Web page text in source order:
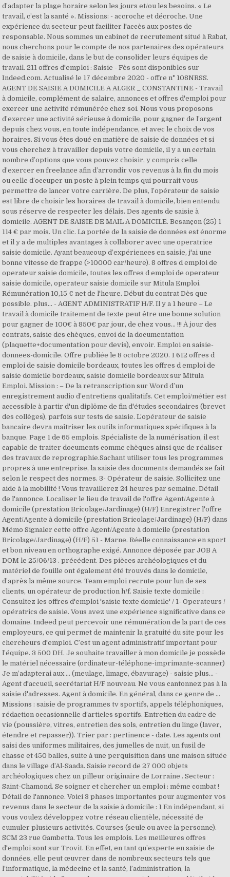
d’adapter la plage horaire selon les jours et/ou les besoins. « Le
travail, c’est la santé ». Missions: - accroche et décroche. Une
expérience du secteur peut faciliter l'accès aux postes de
responsable. Nous sommes un cabinet de recrutement situé à Rabat,
nous cherchons pour le compte de nos partenaires des opérateurs
de saisie à domicile, dans le but de consolider leurs équipes de
travail. 211 offres d'emploi : Saisie - Fès sont disponibles sur
Indeed.com. Actualisé le 17 décembre 2020 - offre n° 108NRSS.
AGENT DE SAISIE A DOMICILE A ALGER _ CONSTANTINE - Travail
à domicile, complément de salaire, annonces et offres d'emploi pour
exercer une activité rémunérée chez soi. Nous vous proposons
d’exercer une activité sérieuse à domicile, pour gagner de l’argent
depuis chez vous, en toute indépendance, et avec le choix de vos
horaires. Si vous êtes doué en matière de saisie de données et si
vous cherchez à travailler depuis votre domicile, il y a un certain
nombre d’options que vous pouvez choisir, y compris celle
d’exercer en freelance afin d’arrondir vos revenus à la fin du mois
ou celle d’occuper un poste à plein temps qui pourrait vous
permettre de lancer votre carrière. De plus, l’opérateur de saisie
est libre de choisir les horaires de travail à domicile, bien entendu
sous réserve de respecter les délais. Des agents de saisie à
domicile. AGENT DE SAISIE DE MAIL A DOMICILE. Besançon (25) 1
114 € par mois. Un clic. La portée de la saisie de données est énorme
et il y a de multiples avantages à collaborer avec une operatrice
saisie domicile. Ayant beaucoup d’expériences en saisie, j'ai une
bonne vitesse de frappe (>10000 car/heure). 8 offres d emploi de
operateur saisie domicile, toutes les offres d emploi de operateur
saisie domicile, operateur saisie domicile sur Mitula Emploi.
Rémunération 10,15 € net de l'heure. Début du contrat Dès que
possible. plus... - AGENT ADMINISTRATIF H/F. Il y a 1 heure – Le
travail à domicile traitement de texte peut être une bonne solution
pour gagner de 100€ à 850€ par jour, de chez vous… !!! À jour des
contrats, saisie des chèques, envoi de la documentation
(plaquette+documentation pour devis), envoir. Emploi en saisie-
donnees-domicile. Offre publiée le 8 octobre 2020. 1 612 offres d
emploi de saisie domicile bordeaux, toutes les offres d emploi de
saisie domicile bordeaux, saisie domicile bordeaux sur Mitula
Emploi. Mission : – De la retranscription sur Word d’un
enregistrement audio d’entretiens qualitatifs. Cet emploi/métier est
accessible à partir d'un diplôme de fin d'études secondaires (brevet
des collèges), parfois sur tests de saisie. L’opérateur de saisie
bancaire devra maîtriser les outils informatiques spécifiques à la
banque. Page 1 de 65 emplois. Spécialiste de la numérisation, il est
capable de traiter documents comme chèques ainsi que de réaliser
des travaux de reprographie.Sachant utiliser tous les programmes
propres à une entreprise, la saisie des documents demandés se fait
selon le respect des normes. 3- Opérateur de saisie. Sollicitez une
aide à la mobilité ! Vous travaillerez 24 heures par semaine. Détail
de l'annonce. Localiser le lieu de travail de l'offre Agent/Agente à
domicile (prestation Bricolage/Jardinage) (H/F) Enregistrer l'offre
Agent/Agente à domicile (prestation Bricolage/Jardinage) (H/F) dans
Mémo Signaler cette offre Agent/Agente à domicile (prestation
Bricolage/Jardinage) (H/F) 51 - Marne. Réelle connaissance en sport
et bon niveau en orthographe exigé. Annonce déposée par JOB A
DOM le 25/06/13 . précédent. Des pièces archéologiques et du
matériel de fouille ont également été trouvés dans le domicile,
d’après la même source. Team emploi recrute pour lun de ses
clients, un opérateur de production h/f. Saisie texte domicile :
Consultez les offres d'emploi 'saisie texte domicile' / 1- Operateurs /
opératrics de saisie. Vous avez une expérience significative dans ce
domaine. Indeed peut percevoir une rémunération de la part de ces
employeurs, ce qui permet de maintenir la gratuité du site pour les
chercheurs d'emploi. C’est un agent administratif important pour
l’équipe. 3 500 DH. Je souhaite travailler à mon domicile je possède
le matériel nécessaire (ordinateur-téléphone-imprimante-scanner)
Je m’adapterai aux … (meulage, limage, ébavurage) - saisie plus... -
Agent d'accueil, secrétariat H/F nouveau. Ne vous cantonnez pas à la
saisie d'adresses. Agent à domicile. En général, dans ce genre de …
Missions : saisie de programmes tv sportifs, appels téléphoniques,
rédaction occasionnelle d’articles sportifs. Entretien du cadre de
vie (poussière, vitres, entretien des sols, entretien du linge (laver,
étendre et repasser)). Trier par : pertinence - date. Les agents ont
saisi des uniformes militaires, des jumelles de nuit, un fusil de
chasse et 450 balles, suite à une perquisition dans une maison située
dans le village d’Al-Saada. Saisie record de 27 000 objets
archéologiques chez un pilleur originaire de Lorraine . Secteur :
Saint-Chamond. Se soigner et chercher un emploi : même combat !
Détail de l'annonce. Voici 3 phases importantes pour augmenter vos
revenus dans le secteur de la saisie à domicile : 1 En indépendant, si
vous voulez développez votre réseau clientèle, nécessité de
cumuler plusieurs activités. Courses (seule ou avec la personne).
SCM 23 rue Gambetta. Tous les emplois. Les meilleures offres
d'emploi sont sur Trovit. En effet, en tant qu’experte en saisie de
données, elle peut œuvrer dans de nombreux secteurs tels que
l’informatique, la médecine et la santé, l’administration, la